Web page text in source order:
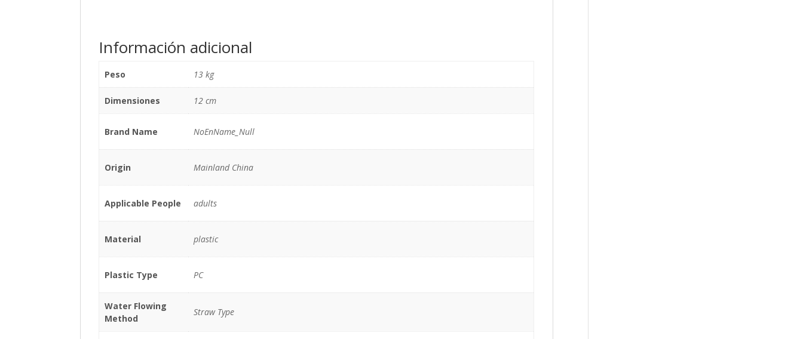
Información adicional
Peso 13 kg
Dimensiones 12 cm
Brand Name NoEnName_Null
Origin Mainland China
Applicable People adults
Material plastic
Plastic Type PC
Water Flowing
Method
Straw Type